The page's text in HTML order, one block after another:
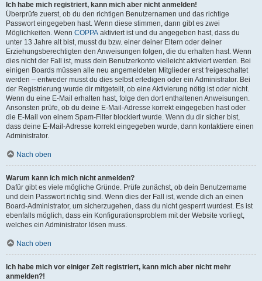
Ich habe mich registriert, kann mich aber nicht anmelden!
Überprüfe zuerst, ob du den richtigen Benutzernamen und das richtige
Passwort eingegeben hast. Wenn diese stimmen, dann gibt es zwei
Möglichkeiten. Wenn COPPA aktiviert ist und du angegeben hast, dass du
unter 13 Jahre alt bist, musst du bzw. einer deiner Eltern oder deiner
Erziehungsberechtigten den Anweisungen folgen, die du erhalten hast. Wenn
dies nicht der Fall ist, muss dein Benutzerkonto vielleicht aktiviert werden. Bei
einigen Boards müssen alle neu angemeldeten Mitglieder erst freigeschaltet
werden – entweder musst du dies selbst erledigen oder ein Administrator. Bei
der Registrierung wurde dir mitgeteilt, ob eine Aktivierung nötig ist oder nicht.
Wenn du eine E-Mail erhalten hast, folge den dort enthaltenen Anweisungen.
Ansonsten prüfe, ob du deine E-Mail-Adresse korrekt eingegeben hast oder
die E-Mail von einem Spam-Filter blockiert wurde. Wenn du dir sicher bist,
dass deine E-Mail-Adresse korrekt eingegeben wurde, dann kontaktiere einen
Administrator.
Nach oben
Warum kann ich mich nicht anmelden?
Dafür gibt es viele mögliche Gründe. Prüfe zunächst, ob dein Benutzername
und dein Passwort richtig sind. Wenn dies der Fall ist, wende dich an einen
Board-Administrator, um sicherzugehen, dass du nicht gesperrt wurdest. Es ist
ebenfalls möglich, dass ein Konfigurationsproblem mit der Website vorliegt,
welches ein Administrator lösen muss.
Nach oben
Ich habe mich vor einiger Zeit registriert, kann mich aber nicht mehr
anmelden?!